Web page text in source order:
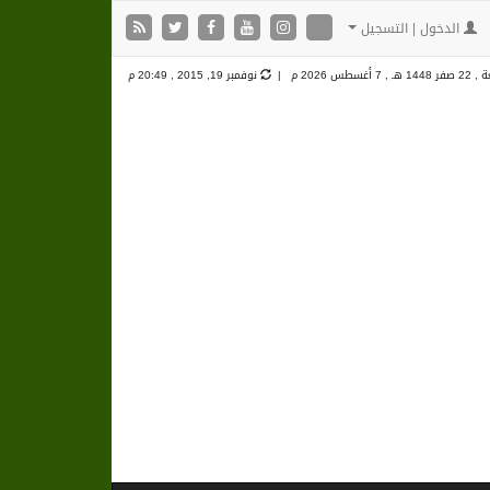
الدخول | التسجيل
هـ , 7 أغسطس 2026 م | نوفمبر 19, 2015 , 20:49 م